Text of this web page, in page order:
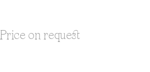
Price on request